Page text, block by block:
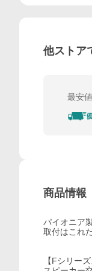
他ストア
最安値
商品情報
パイオニア
取付はこれ
【Fシリー